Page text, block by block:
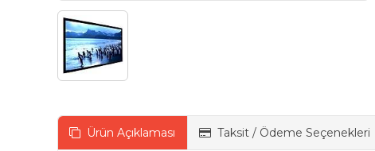
Ürün Açıklaması Taksit / Ödeme Seçenekleri